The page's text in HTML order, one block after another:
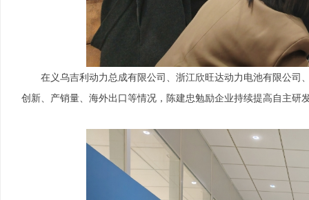
在义乌吉利动力总成有限公司、浙江欣旺达动力电池有限公
创新、产销量、海外出口等情况，陈建忠勉励企业持续提高自主研